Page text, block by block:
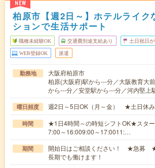
NEW
柏原市【週2日～】ホテルライク
ションで生活サポート
職種未経験OK 交通費別途支給あり 土日祝日
WEB登録OK 派遣
勤務地
大阪府柏原市
柏原(大阪府)駅から---分／大阪教育大
から---分／安堂駅から---分／河内堅上
曜日頻度 週2日～5日OK（月～金） ★土日休
時間
★1日4時間～の時短シフトOK★スター
7:00～16:009:00～17:0011:…
期間
開始日はご相談ください！ ★急募 ★
長期でも働けます！